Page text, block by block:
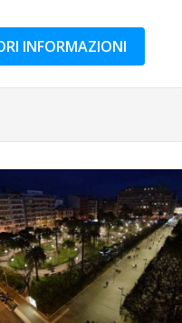
INFORMAZIONI